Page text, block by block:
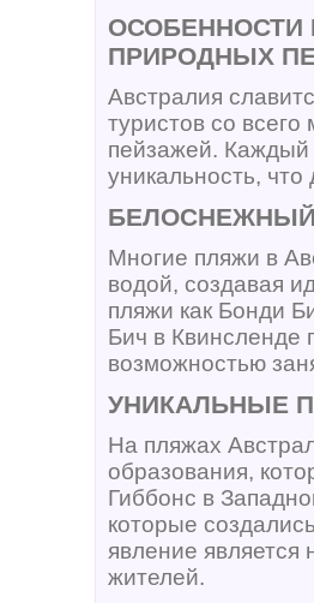
ОСОБЕННОСТИ
ПРИРОДНЫХ
Австралия
туристов со
пейзажей. Каждый
уникальность,
БЕЛОСНЕЖНЫЙ
Многие пляжи в
водой, создавая
пляжи как Бонди
Бич в Квинсленде
возможностью
УНИКАЛЬНЫЕ
На пляжах
образования,
Гиббонс в
которые
явление
жителей.